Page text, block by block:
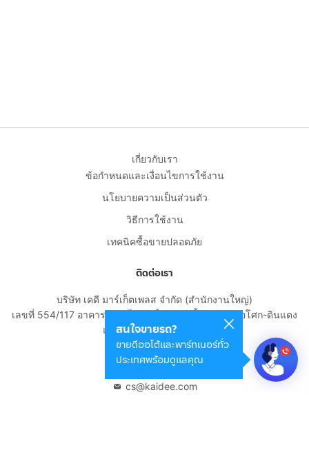
สนใจขายรถ?
ขายดีออโต้และพาร์ทเนอร์ทั่ว
ประเทศพร้อมดูแลคุณ
เกี่ยวกับเรา
ข้อกำหนดและเงื่อนไขการใช้งาน
นโยบายความเป็นส่วนตัว
วิธีการใช้งาน
เทคนิคซื้อขายปลอดภัย
ติดต่อเรา
บริษัท เคดี มาร์เก็ตเพลส จำกัด (สำนักงานใหญ่)
เลขที่ 554/117 อาคารสกายไนน์ เซ็นเตอร์ ชั้น 22 ถนนอโศก-ดินแดง
แขวงดินแดง เขตดินแดง
กรุงเทพมหานคร 10400
cs@kaidee.com